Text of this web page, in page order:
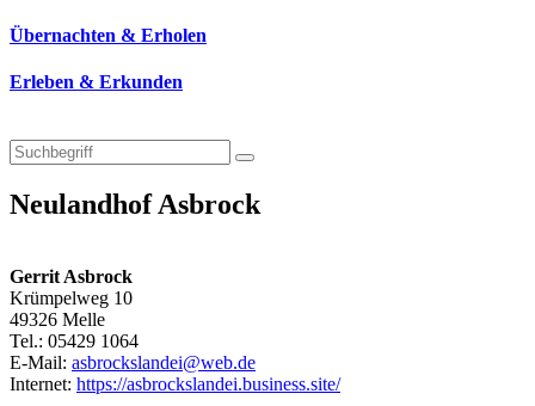
Übernachten & Erholen
Erleben & Erkunden
Neulandhof Asbrock
Gerrit Asbrock
Krümpelweg 10
49326 Melle
Tel.: 05429 1064
E-Mail: asbrockslandei@web.de
Internet: https://asbrockslandei.business.site/